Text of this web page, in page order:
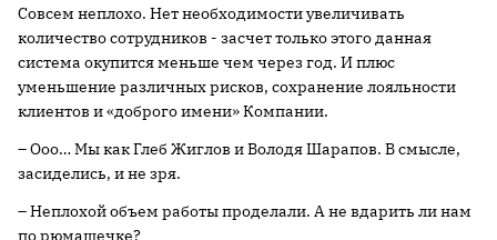
Совсем неплохо. Нет необходимости увеличивать
количество сотрудников - засчет только этого данная
система окупится меньше чем через год. И плюс
уменьшение различных рисков, сохранение лояльности
клиентов и «доброго имени» Компании.
– Ооо… Мы как Глеб Жиглов и Володя Шарапов. В смысле,
засиделись, и не зря.
– Неплохой объем работы проделали. А не вдарить ли нам
по рюмашечке?